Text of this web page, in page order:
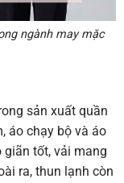
ngành may mặc
sản xuất quần
áo chạy bộ và áo
giãn tốt, vải mang
ra, thun lạnh còn